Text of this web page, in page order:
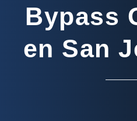
Bypass
en San